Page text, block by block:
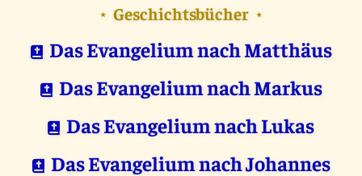
⋆ Geschichtsbücher ⋆
Das Evangelium nach Matthäus
Das Evangelium nach Markus
Das Evangelium nach Lukas
Das Evangelium nach Johannes